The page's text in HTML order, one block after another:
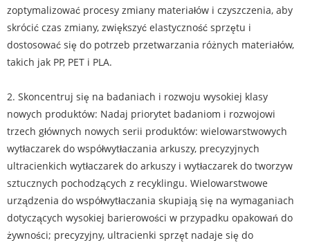
zoptymalizować procesy zmiany materiałów i czyszczenia, aby
skrócić czas zmiany, zwiększyć elastyczność sprzętu i
dostosować się do potrzeb przetwarzania różnych materiałów,
takich jak PP, PET i PLA.
2. Skoncentruj się na badaniach i rozwoju wysokiej klasy
nowych produktów: Nadaj priorytet badaniom i rozwojowi
trzech głównych nowych serii produktów: wielowarstwowych
wytłaczarek do współwytłaczania arkuszy, precyzyjnych
ultracienkich wytłaczarek do arkuszy i wytłaczarek do tworzyw
sztucznych pochodzących z recyklingu. Wielowarstwowe
urządzenia do współwytłaczania skupiają się na wymaganiach
dotyczących wysokiej barierowości w przypadku opakowań do
żywności; precyzyjny, ultracienki sprzęt nadaje się do